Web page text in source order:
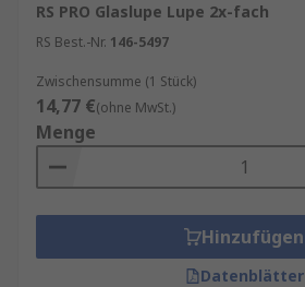
RS PRO Glaslupe Lupe 2x-fach
RS Best.-Nr. 146-5497
Zwischensumme (1 Stück)
14,77 €(ohne MwSt.)
Menge
Hinzufügen
Datenblätter